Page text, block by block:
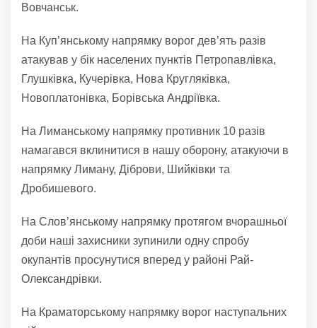
Вовчанськ.
На Куп’янському напрямку ворог дев’ять разів
атакував у бік населених пунктів Петропавлівка,
Глушківка, Кучерівка, Нова Кругляківка,
Новоплатонівка, Борівська Андріївка.
На Лиманському напрямку противник 10 разів
намагався вклинитися в нашу оборону, атакуючи в
напрямку Лиману, Діброви, Шийківки та
Дробишевого.
На Слов’янському напрямку протягом вчорашньої
доби наші захисники зупинили одну спробу
окупантів просунутися вперед у районі Рай-
Олександрівки.
На Краматорському напрямку ворог наступальних